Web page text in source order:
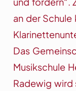
an der
Das
Musikschule
Radewig